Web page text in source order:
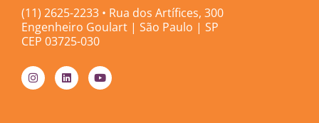
(11) 2625-2233 • Rua dos Artífices, 300
Engenheiro Goulart | São Paulo | SP
CEP 03725-030
I
n
s
L
i
n
Y
o
u